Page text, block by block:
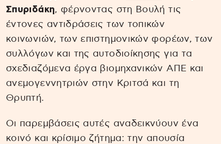
Σπυριδάκη, φέρνοντας στη Βουλή τις
έντονες αντιδράσεις των τοπικών
κοινωνιών, των επιστημονικών φορέων, των
συλλόγων και της αυτοδιοίκησης για τα
σχεδιαζόμενα έργα βιομηχανικών ΑΠΕ και
ανεμογεννητριών στην Κριτσά και τη
Θρυπτή.
Οι παρεμβάσεις αυτές αναδεικνύουν ένα
κοινό και κρίσιμο ζήτημα: την απουσία